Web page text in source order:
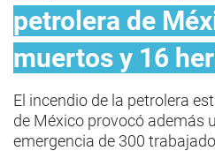
petrolera de
muertos y 16
El incendio de la petrolera
de México provocó además
emergencia de 300